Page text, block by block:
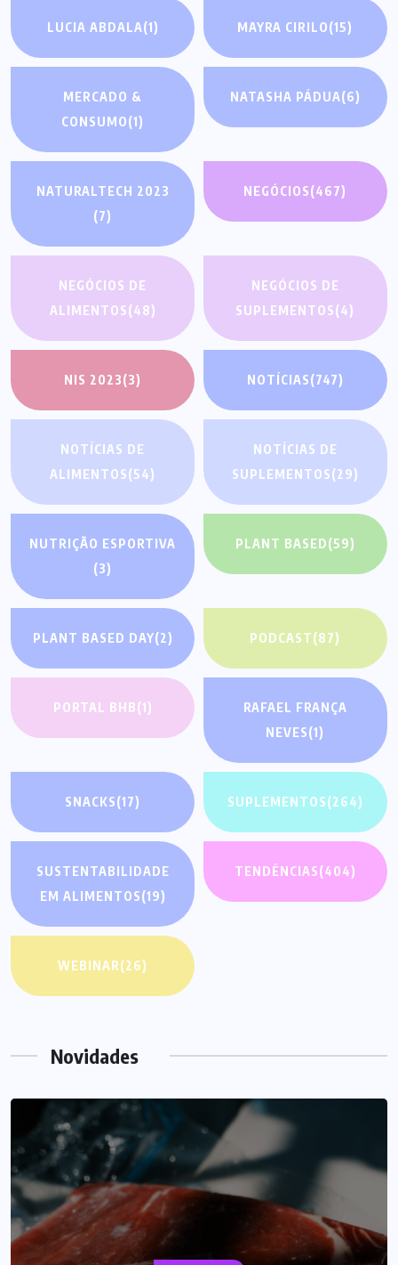
LUCIA ABDALA(1) MAYRA CIRILO(15)
MERCADO &
CONSUMO(1)
NATASHA PÁDUA(6)
NATURALTECH 2023
(7)
NEGÓCIOS(467)
NEGÓCIOS DE
ALIMENTOS(48)
NEGÓCIOS DE
SUPLEMENTOS(4)
NIS 2023(3) NOTÍCIAS(747)
NOTÍCIAS DE
ALIMENTOS(54)
NOTÍCIAS DE
SUPLEMENTOS(29)
NUTRIÇÃO ESPORTIVA
(3)
PLANT BASED(59)
PLANT BASED DAY(2) PODCAST(87)
PORTAL BHB(1)
RAFAEL FRANÇA
NEVES(1)
SNACKS(17) SUPLEMENTOS(264)
SUSTENTABILIDADE
EM ALIMENTOS(19)
TENDÊNCIAS(404)
WEBINAR(26)
Novidades